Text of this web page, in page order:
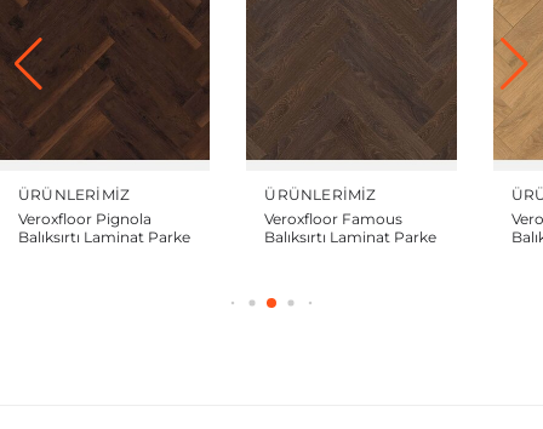
ÜRÜNLERIMIZ
Veroxfloor Pignola
Balıksırtı Laminat Parke
ÜRÜNLERIMIZ
Veroxfloor Famous
Balıksırtı Laminat Parke